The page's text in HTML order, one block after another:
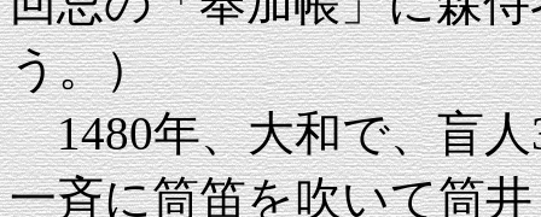
う。）
1480年、大和で、盲人
一斉に筒笛を吹いて筒